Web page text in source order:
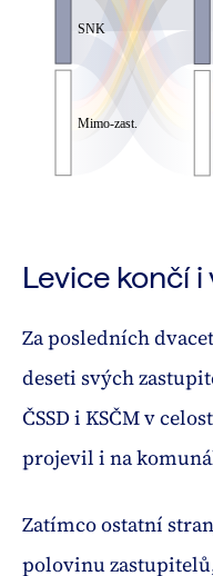
Levice končí
Za posledních
deseti svých
ČSSD i KSČM v
projevil i na
Zatímco ostatní
polovinu